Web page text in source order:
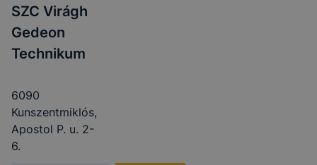
SZC Virágh
Gedeon
Technikum
6090
Kunszentmiklós,
Apostol P. u. 2-
6.